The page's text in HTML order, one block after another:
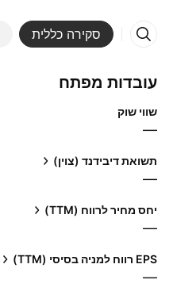
סקירה כללית
עובדות מפתח
שווי שוק
—
תשואת דיבידנד (צוין)
—
יחס מחיר לרווח (TTM)
—
EPS רווח למניה בסיסי (TTM)
—